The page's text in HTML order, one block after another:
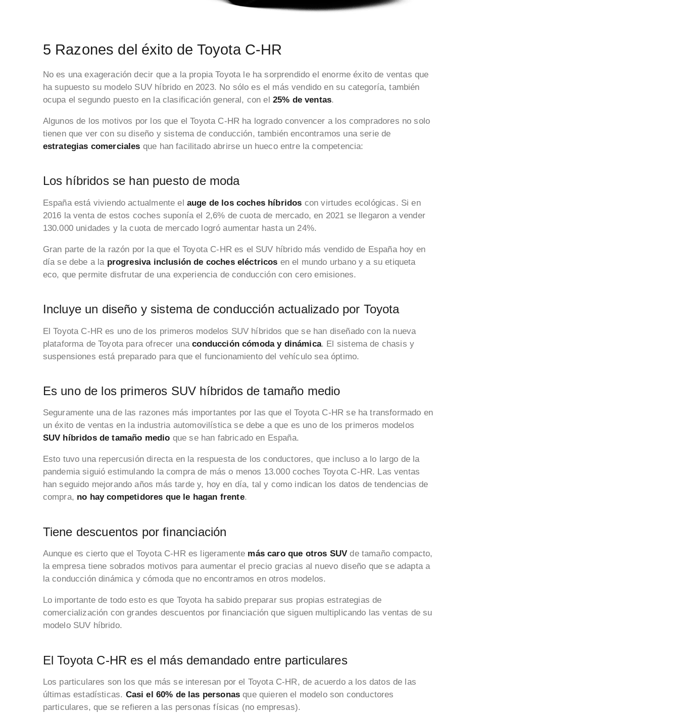
5 Razones del éxito de Toyota C-HR
No es una exageración decir que a la propia Toyota le ha sorprendido el enorme éxito de ventas que
ha supuesto su modelo SUV híbrido en 2023. No sólo es el más vendido en su categoría, también
ocupa el segundo puesto en la clasificación general, con el 25% de ventas.
Algunos de los motivos por los que el Toyota C-HR ha logrado convencer a los compradores no solo
tienen que ver con su diseño y sistema de conducción, también encontramos una serie de
estrategias comerciales que han facilitado abrirse un hueco entre la competencia:
Los híbridos se han puesto de moda
España está viviendo actualmente el auge de los coches híbridos con virtudes ecológicas. Si en
2016 la venta de estos coches suponía el 2,6% de cuota de mercado, en 2021 se llegaron a vender
130.000 unidades y la cuota de mercado logró aumentar hasta un 24%.
Gran parte de la razón por la que el Toyota C-HR es el SUV híbrido más vendido de España hoy en
día se debe a la progresiva inclusión de coches eléctricos en el mundo urbano y a su etiqueta
eco, que permite disfrutar de una experiencia de conducción con cero emisiones.
Incluye un diseño y sistema de conducción actualizado por Toyota
El Toyota C-HR es uno de los primeros modelos SUV híbridos que se han diseñado con la nueva
plataforma de Toyota para ofrecer unaconducción cómoda y dinámica. El sistema de chasis y
suspensiones está preparado para que el funcionamiento del vehículo sea óptimo.
Es uno de los primeros SUV híbridos de tamaño medio
Seguramente una de las razones más importantes por las que el Toyota C-HR se ha transformado en
un éxito de ventas en la industria automovilística se debe a que es uno de los primeros modelos
SUV híbridos de tamaño medio que se han fabricado en España.
Esto tuvo una repercusión directa en la respuesta de los conductores, que incluso a lo largo de la
pandemia siguió estimulando la compra de más o menos 13.000 coches Toyota C-HR. Las ventas
han seguido mejorando años más tarde y, hoy en día, tal y como indican los datos de tendencias de
compra, no hay competidores que le hagan frente.
Tiene descuentos por financiación
Aunque es cierto que el Toyota C-HR es ligeramente más caro que otros SUV de tamaño compacto,
la empresa tiene sobrados motivos para aumentar el precio gracias al nuevo diseño que se adapta a
la conducción dinámica y cómoda que no encontramos en otros modelos.
Lo importante de todo esto es que Toyota ha sabido preparar sus propias estrategias de
comercialización con grandes descuentos por financiación que siguen multiplicando las ventas de su
modelo SUV híbrido.
El Toyota C-HR es el más demandado entre particulares
Los particulares son los que más se interesan por el Toyota C-HR, de acuerdo a los datos de las
últimas estadísticas. Casi el 60% de las personas que quieren el modelo son conductores
particulares, que se refieren a las personas físicas (no empresas).